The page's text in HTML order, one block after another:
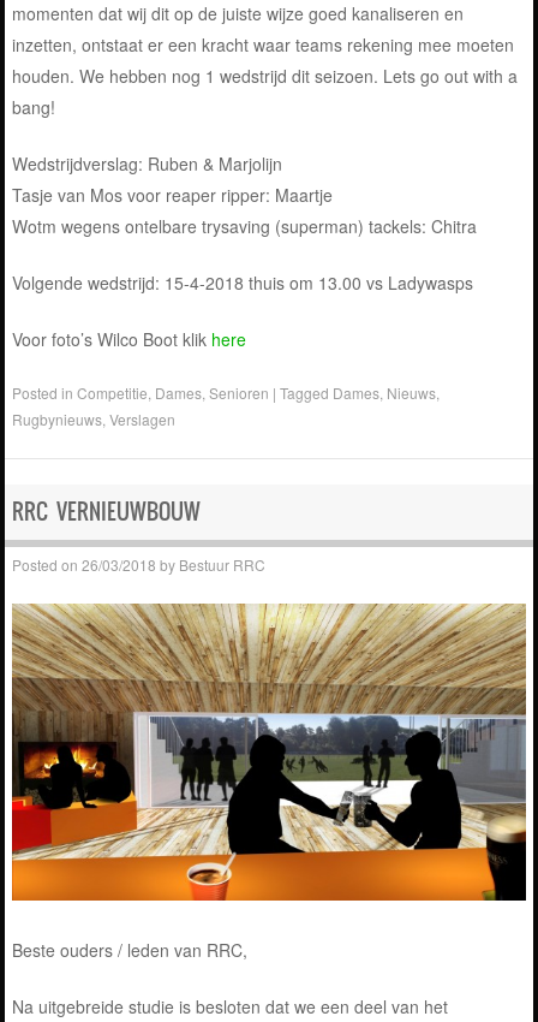
momenten dat wij dit op de juiste wijze goed kanaliseren en
inzetten, ontstaat er een kracht waar teams rekening mee moeten
houden. We hebben nog 1 wedstrijd dit seizoen. Lets go out with a
bang!
Wedstrijdverslag: Ruben & Marjolijn
Tasje van Mos voor reaper ripper: Maartje
Wotm wegens ontelbare trysaving (superman) tackels: Chitra
Volgende wedstrijd: 15-4-2018 thuis om 13.00 vs Ladywasps
Voor foto’s Wilco Boot klik here
Posted inCompetitie Dames ,Senioren |Tagged Dames Nieuws
Rugbynieuws ,Verslagen
RRC VERNIEUWBOUW
Posted on26/03/2018 by Bestuur RRC
Beste ouders / leden van RRC,
Na uitgebreide studie is besloten dat we een deel van het